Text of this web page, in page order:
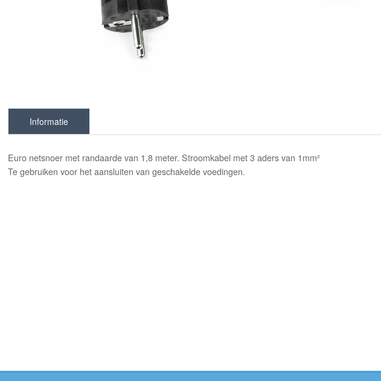
Informatie
Euro netsnoer met randaarde van 1,8 meter. Stroomkabel met 3 aders van 1mm²
Te gebruiken voor het aansluiten van geschakelde voedingen.